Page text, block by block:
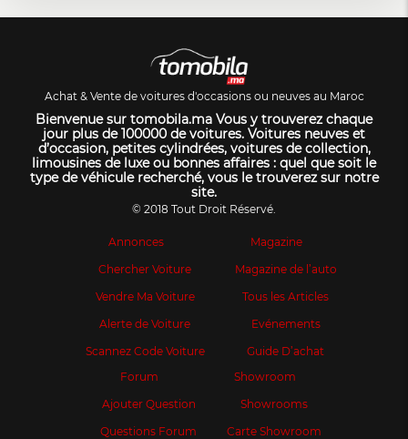
Achat & Vente de voitures d'occasions ou neuves au Maroc
Bienvenue sur tomobila.ma Vous y trouverez chaque
jour plus de 100000 de voitures. Voitures neuves et
d’occasion, petites cylindrées, voitures de collection,
limousines de luxe ou bonnes affaires : quel que soit le
type de véhicule recherché, vous le trouverez sur notre
site.
© 2018 Tout Droit Réservé.
Annonces
Chercher Voiture
Vendre Ma Voiture
Alerte de Voiture
Scannez Code Voiture
Magazine
Magazine de l’auto
Tous les Articles
Evénements
Guide D’achat
Forum
Ajouter Question
Questions Forum
Showroom
Showrooms
Carte Showroom